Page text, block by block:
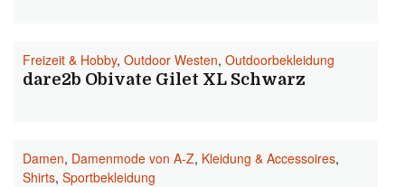
Freizeit & Hobby, Outdoor Westen, Outdoorbekleidung
dare2b Obivate Gilet XL Schwarz
Damen, Damenmode von A-Z, Kleidung & Accessoires,
Shirts, Sportbekleidung